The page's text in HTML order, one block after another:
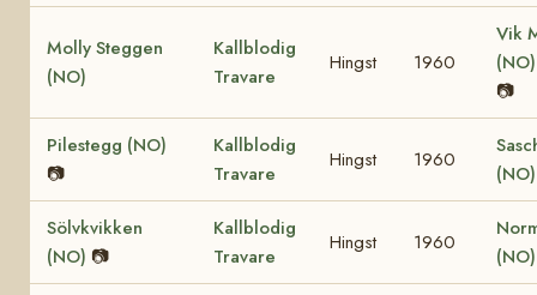
Molly Steggen
(NO)
Kallblodig
Travare
Hingst 1960
Vik
📷
Pilestegg (NO)
📷
Kallblodig
Travare
Hingst 1960
(NO)
Sölvkvikken
(NO) 📷
Kallblodig
Travare
Hingst 1960